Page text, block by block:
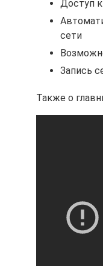
Доступ
сети
Запись
Также о